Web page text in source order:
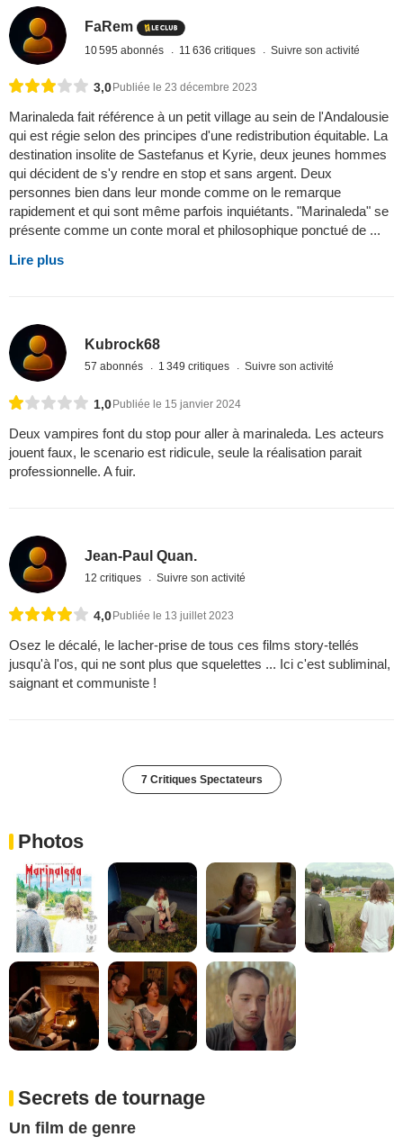
FaRem
10 595 abonnés 11 636 critiques Suivre son activité
3,0Publiée le 23 décembre 2023
Marinaleda fait référence à un petit village au sein de l'Andalousie
qui est régie selon des principes d'une redistribution équitable. La
destination insolite de Sastefanus et Kyrie, deux jeunes hommes
qui décident de s'y rendre en stop et sans argent. Deux
personnes bien dans leur monde comme on le remarque
rapidement et qui sont même parfois inquiétants. "Marinaleda" se
présente comme un conte moral et philosophique ponctué de ...
Lire plus
Kubrock68
57 abonnés 1 349 critiques Suivre son activité
1,0Publiée le 15 janvier 2024
Deux vampires font du stop pour aller à marinaleda. Les acteurs
jouent faux, le scenario est ridicule, seule la réalisation parait
professionnelle. A fuir.
Jean-Paul Quan.
12 critiques Suivre son activité
4,0 Publiée le 13 juillet 2023
Osez le décalé, le lacher-prise de tous ces films story-tellés
jusqu'à l'os, qui ne sont plus que squelettes ... Ici c'est subliminal,
saignant et communiste !
7 Critiques Spectateurs
Photos
Secrets de tournage
Un film de genre